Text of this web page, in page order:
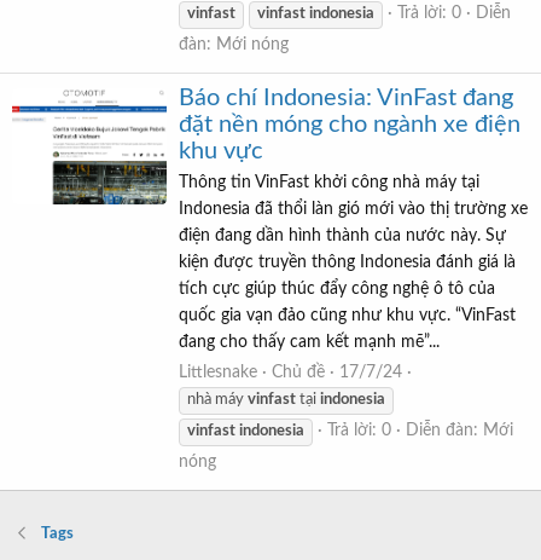
vinfast
vinfast indonesia Trả lời: 0
Diễn
đàn: Mới nóng
Báo chí Indonesia: VinFast đang
đặt nền móng cho ngành xe điện
khu vực
Thông tin VinFast khởi công nhà máy tại
Indonesia đã thổi làn gió mới vào thị trường xe
điện đang dần hình thành của nước này. Sự
kiện được truyền thông Indonesia đánh giá là
tích cực giúp thúc đẩy công nghệ ô tô của
quốc gia vạn đảo cũng như khu vực. “VinFast
đang cho thấy cam kết mạnh mẽ”...
Littlesnake
Chủ đề 17/7/24
nhà máy vinfast tại indonesia
vinfast indonesia Trả lời: 0 Diễn đàn: Mới
nóng
Tags